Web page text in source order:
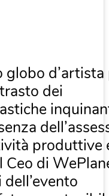
globo d’artista
dei
produttive
Ceo di